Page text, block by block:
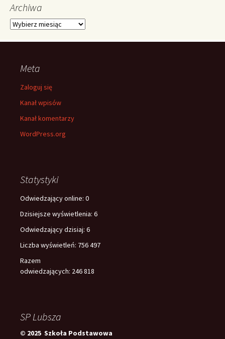
Archiwa
Archiwa
Meta
Zaloguj się
Kanał wpisów
Kanał komentarzy
WordPress.org
Statystyki
Odwiedzający online: 0
Dzisiejsze wyświetlenia: 6
Odwiedzający dzisiaj: 6
Liczba wyświetleń: 756 497
Razem
odwiedzających: 246 818
SP Lubsza
© 2025 Szkoła Podstawowa